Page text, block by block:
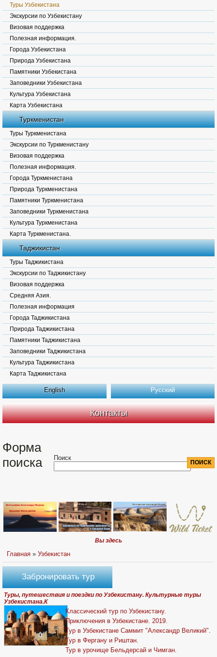
Туры Узбекистана
Экскурсии по Узбекистану
Визовая поддержка
Полезная информация.
Города Узбекистана
Природа Узбекистана
Памятники Узбекистана
Заповедники Узбекистана
Культура Узбекистана
Карта Узбекистана
Туркменистан
Туры Туркменистана
Экскурсии по Туркменистану
Визовая поддержка
Полезная информация.
Города Туркменистана
Природа Туркменистана
Памятники Туркменистана
Заповедники Туркменистана
Культура Туркменистана
Карта Туркменистана.
Таджикистан
Туры Таджикистана
Экскурсии по Таджикистану
Визовая поддержка
Средняя Азия.
Полезная информация
Города Таджикистана
Природа Таджикистана
Памятники Таджикистана
Заповедники Таджикистана
Культура Таджикистана
Карта Таджикистана
English Русский
Контакты
Форма
поиска
Поиск
Вы здесь
Главная »Узбекистан
Забронировать тур
Туры, путешествия и поездки по Узбекистану. Культурные туры
Узбекистана.К
Классический тур по Узбекистану.
Приключения в Узбекистане. 2019.
Тур в Узбекистане Саммит "Александр Великий".
Тур в Фергану и Риштан.
Тур в урочище Бельдерсай и Чимган.